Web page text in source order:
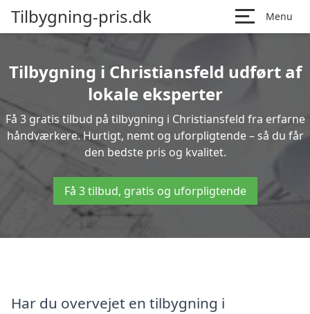
Tilbygning-pris.dk Menu
Tilbygning i Christiansfeld udført af
lokale eksperter
Få 3 gratis tilbud på tilbygning i Christiansfeld fra erfarne
håndværkere. Hurtigt, nemt og uforpligtende – så du får
den bedste pris og kvalitet.
Få 3 tilbud, gratis og uforpligtende
Har du overvejet en tilbygning i